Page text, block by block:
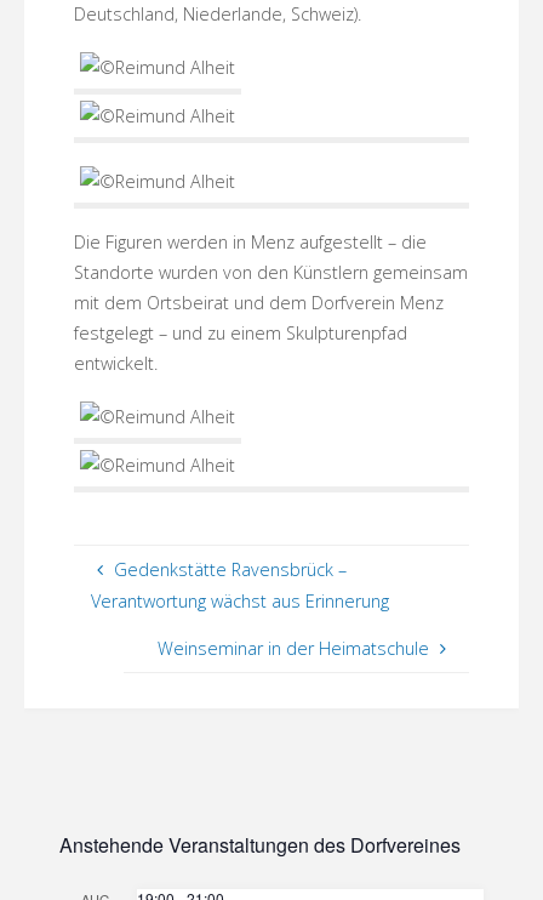
Deutschland, Niederlande, Schweiz).
Die Figuren werden in Menz aufgestellt – die
Standorte wurden von den Künstlern gemeinsam
mit dem Ortsbeirat und dem Dorfverein Menz
festgelegt – und zu einem Skulpturenpfad
entwickelt.
Gedenkstätte Ravensbrück –
Verantwortung wächst aus Erinnerung
Weinseminar in der Heimatschule
Anstehende Veranstaltungen des Dorfvereines